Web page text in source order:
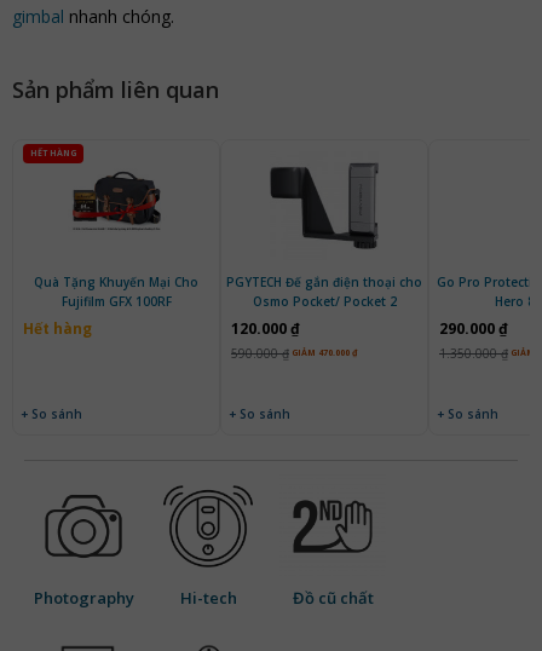
gimbal nhanh chóng.
Sản phẩm liên quan
Quà Tặng Khuyến Mại Cho
Fujifilm GFX 100RF
Hết hàng
+ So sánh
HẾT HÀNG
PGYTECH Đế gắn điện thoại cho
Osmo Pocket/ Pocket 2
120.000 ₫
590.000 ₫ GIẢM 470.000 ₫
+ So sánh
Go Pro
Hero 8
290.000 ₫
1.350.000 ₫ GIẢM
+ So sánh
Photography Hi-tech Đồ cũ chất